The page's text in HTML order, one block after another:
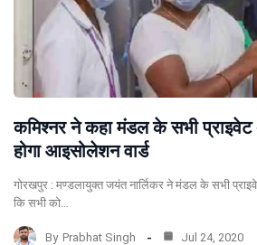
कमिश्नर ने कहा मंडल के सभी प्राइवेट
होगा आइसोलेशन वार्ड
गोरखपुर : मण्डलायुक्त जयंत नार्लिकर ने मंडल के सभी
कि सभी को…
By Prabhat Singh Jul 24, 2020